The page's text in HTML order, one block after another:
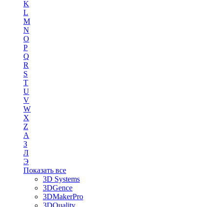
K
L
M
N
O
P
Q
R
S
T
U
V
W
X
Z
А
З
Л
Э
Показать все
3D Systems
3DGence
3DMakerPro
3DQuality